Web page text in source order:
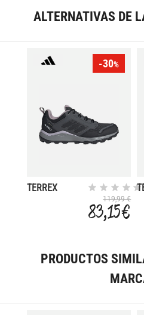
ALTERNATIVAS DE
-30%
TERREX
119,99 €
83,15 €
PRODUCTOS